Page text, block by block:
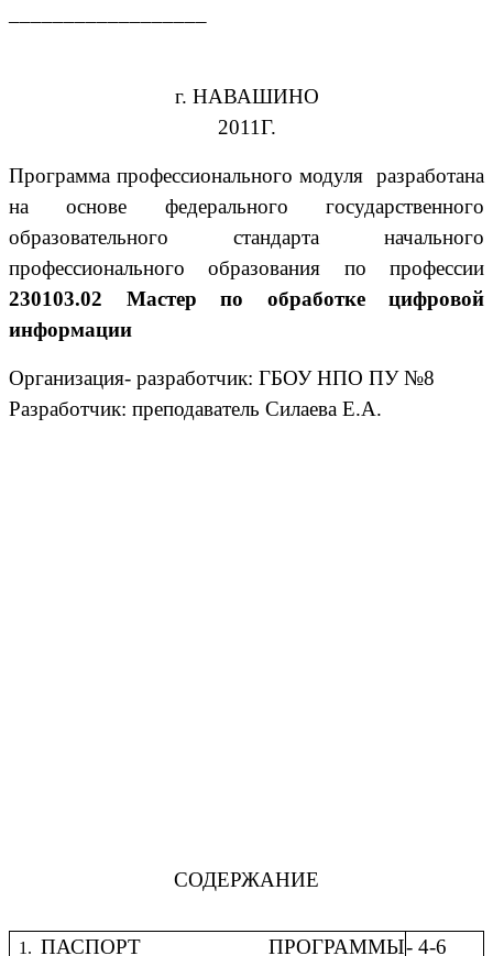
г. НАВАШИНО
2011Г.
Программа профессионального модуля разработана
на основе федерального государственного
образовательного стандарта начального
профессионального образования по профессии
230103.02 Мастер по обработке цифровой
информации
Организация- разработчик: ГБОУ НПО ПУ №8
Разработчик: преподаватель Силаева Е.А.
СОДЕРЖАНИЕ
ПАСПОРТ ПРОГРАММЫ- 4-6